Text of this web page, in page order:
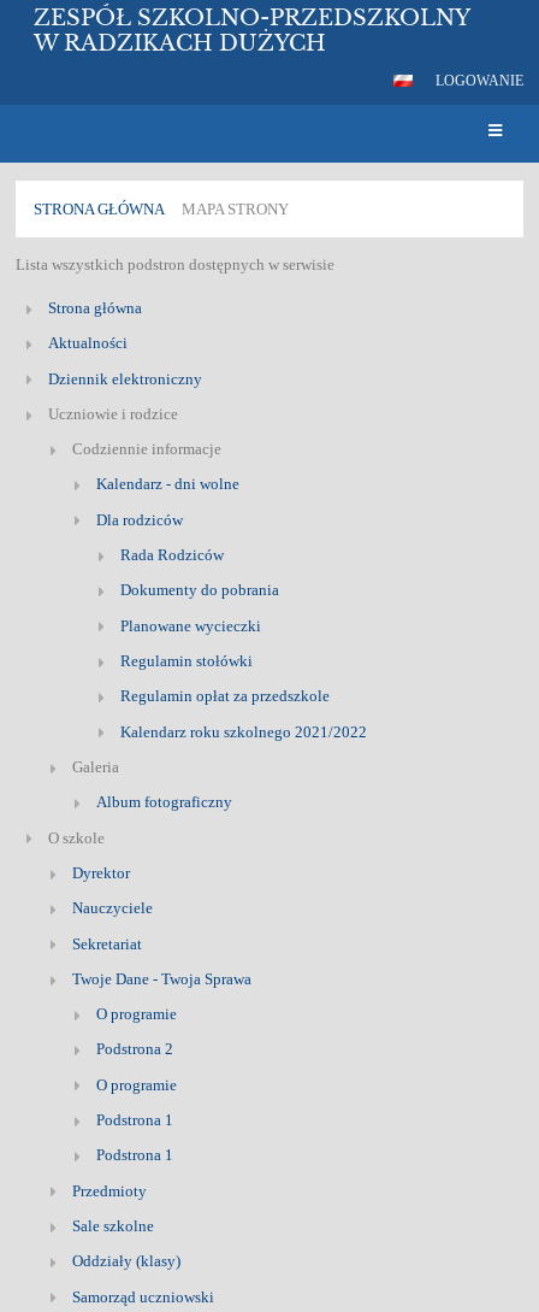
ZESPÓŁ SZKOLNO-PRZEDSZKOLNY
W RADZIKACH DUŻYCH
LOGOWANIE
STRONA GŁÓWNA MAPA STRONY
Mapa
strony
Lista wszystkich podstron dostępnych w serwisie
Strona główna
Aktualności
Dziennik elektroniczny
Uczniowie i rodzice
Codziennie informacje
Kalendarz - dni wolne
Dla rodziców
Rada Rodziców
Dokumenty do pobrania
Planowane wycieczki
Regulamin stołówki
Regulamin opłat za przedszkole
Kalendarz roku szkolnego 2021/2022
Galeria
Album fotograficzny
O szkole
Dyrektor
Nauczyciele
Sekretariat
Twoje Dane - Twoja Sprawa
O programie
Podstrona 2
O programie
Podstrona 1
Podstrona 1
Przedmioty
Sale szkolne
Oddziały (klasy)
Samorząd uczniowski